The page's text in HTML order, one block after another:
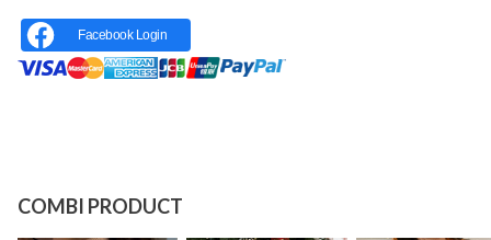
Facebook Login
COMBI PRODUCT